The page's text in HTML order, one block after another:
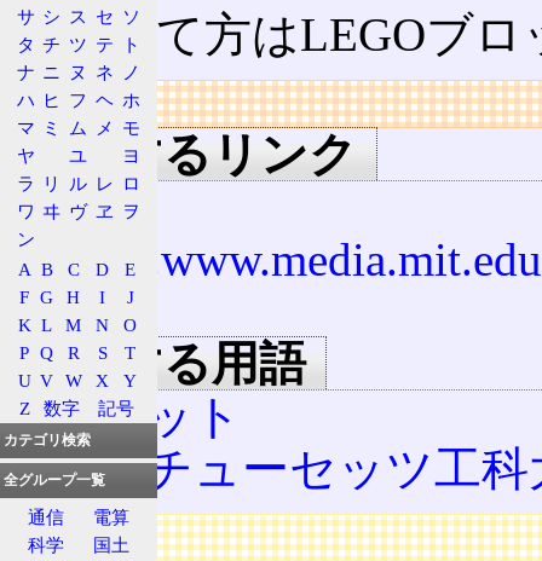
組み立て方はLEGOブ
リンク
関連するリンク
http://
brick/
関連する用語
ロボット
マサチューセッツ工科
広告
サ シ ス セ ソ
タ チ ツ テ
ト
ナ ニ ヌ ネ
ノ
ハ ヒ フ ヘ ホ
マ ミ ム メ
モ
ヤ
ユ
ヨ
ラ
リ ル レ ロ
ワ ヰ ヴ ヱ
ヲ
ン
A B C D
E
F G H I
J
K L M N
O
P Q R S
T
U V W X
Y
Z
数字 記号
カテゴリ検索
全グループ一覧
通信
電算
科学
国土